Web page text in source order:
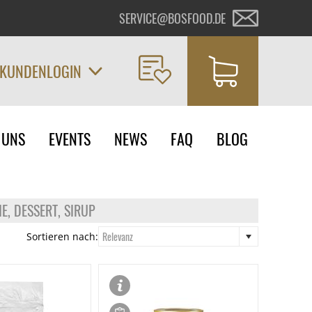
SERVICE@BOSFOOD.DE
KUNDENLOGIN
EVENTS NEWS FAQ BLOG
DESSERT, SIRUP
Sortieren nach: Relevanz